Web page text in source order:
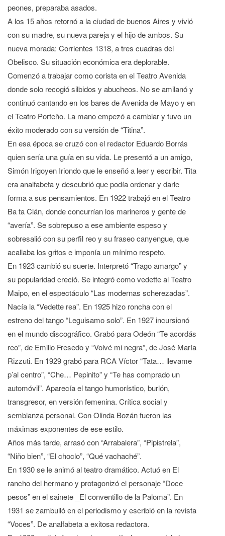
peones, preparaba asados.
A los 15 años retornó a la ciudad de buenos Aires y vivió
con su madre, su nueva pareja y el hijo de ambos. Su
nueva morada: Corrientes 1318, a tres cuadras del
Obelisco. Su situación económica era deplorable.
Comenzó a trabajar como corista en el Teatro Avenida
donde solo recogió silbidos y abucheos. No se amilanó y
continuó cantando en los bares de Avenida de Mayo y en
el Teatro Porteño. La mano empezó a cambiar y tuvo un
éxito moderado con su versión de “Titina”.
En esa época se cruzó con el redactor Eduardo Borrás
quien sería una guía en su vida. Le presentó a un amigo,
Simón Irigoyen Iriondo que le enseñó a leer y escribir. Tita
era analfabeta y descubrió que podía ordenar y darle
forma a sus pensamientos. En 1922 trabajó en el Teatro
Ba ta Clán, donde concurrían los marineros y gente de
“avería”. Se sobrepuso a ese ambiente espeso y
sobresalió con su perfil reo y su fraseo canyengue, que
acallaba los gritos e imponía un mínimo respeto.
En 1923 cambió su suerte. Interpretó “Trago amargo” y
su popularidad creció. Se integró como vedette al Teatro
Maipo, en el espectáculo “Las modernas scherezadas”.
Nacía la “Vedette rea”. En 1925 hizo roncha con el
estreno del tango “Leguisamo solo”. En 1927 incursionó
en el mundo discográfico. Grabó para Odeón “Te acordás
reo”, de Emilio Fresedo y “Volvé mi negra”, de José María
Rizzuti. En 1929 grabó para RCA Víctor “Tata… llevame
p’al centro”, “Che… Pepinito” y “Te has comprado un
automóvil”. Aparecía el tango humorístico, burlón,
transgresor, en versión femenina. Crítica social y
semblanza personal. Con Olinda Bozán fueron las
máximas exponentes de ese estilo.
Años más tarde, arrasó con “Arrabalera”, “Pipistrela”,
“Niño bien”, “El choclo”, “Qué vachaché”.
En 1930 se le animó al teatro dramático. Actuó en El
rancho del hermano y protagonizó el personaje “Doce
pesos” en el sainete _El conventillo de la Paloma”. En
1931 se zambulló en el periodismo y escribió en la revista
“Voces”. De analfabeta a exitosa redactora.